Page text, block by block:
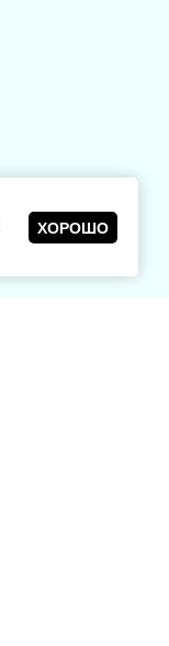
ХОРОШО